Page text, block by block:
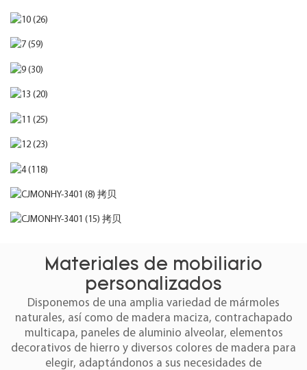
Materiales de mobiliario
personalizados
Disponemos de una amplia variedad de mármoles
naturales, así como de madera maciza, contrachapado
multicapa, paneles de aluminio alveolar, elementos
decorativos de hierro y diversos colores de madera para
elegir, adaptándonos a sus necesidades de